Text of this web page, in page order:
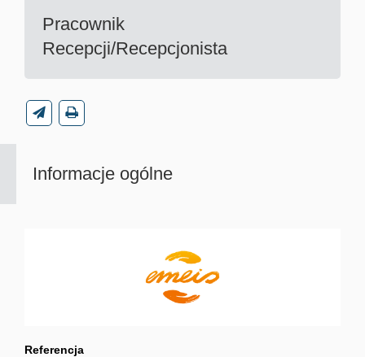
Pracownik
Recepcji/Recepcjonista
Informacje ogólne
Referencja